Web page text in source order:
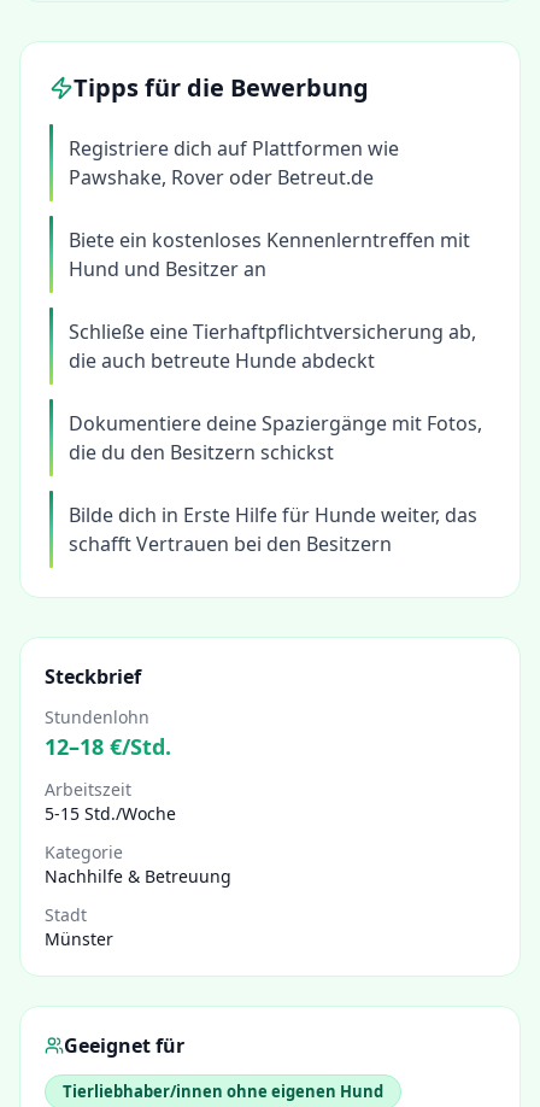
Tipps für die Bewerbung
Registriere dich auf Plattformen wie
Pawshake, Rover oder Betreut.de
Biete ein kostenloses Kennenlerntreffen mit
Hund und Besitzer an
Schließe eine Tierhaftpflichtversicherung ab,
die auch betreute Hunde abdeckt
Dokumentiere deine Spaziergänge mit Fotos,
die du den Besitzern schickst
Bilde dich in Erste Hilfe für Hunde weiter, das
schafft Vertrauen bei den Besitzern
Steckbrief
Stundenlohn
12–18 €/Std.
Arbeitszeit
5-15 Std./Woche
Kategorie
Nachhilfe & Betreuung
Stadt
Münster
Geeignet für
Tierliebhaber/innen ohne eigenen Hund